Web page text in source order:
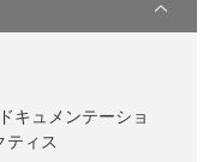
キュメンテーショ
ティス